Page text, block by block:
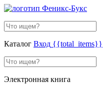
Каталог Вход {{total_items}}
Электронная книга